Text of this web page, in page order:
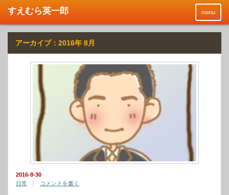
menu
アーカイブ：2016年 8月
2016-8-30
日常
コメントを書く